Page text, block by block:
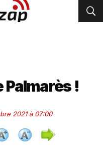
Palmarès !
2021 à 07:00